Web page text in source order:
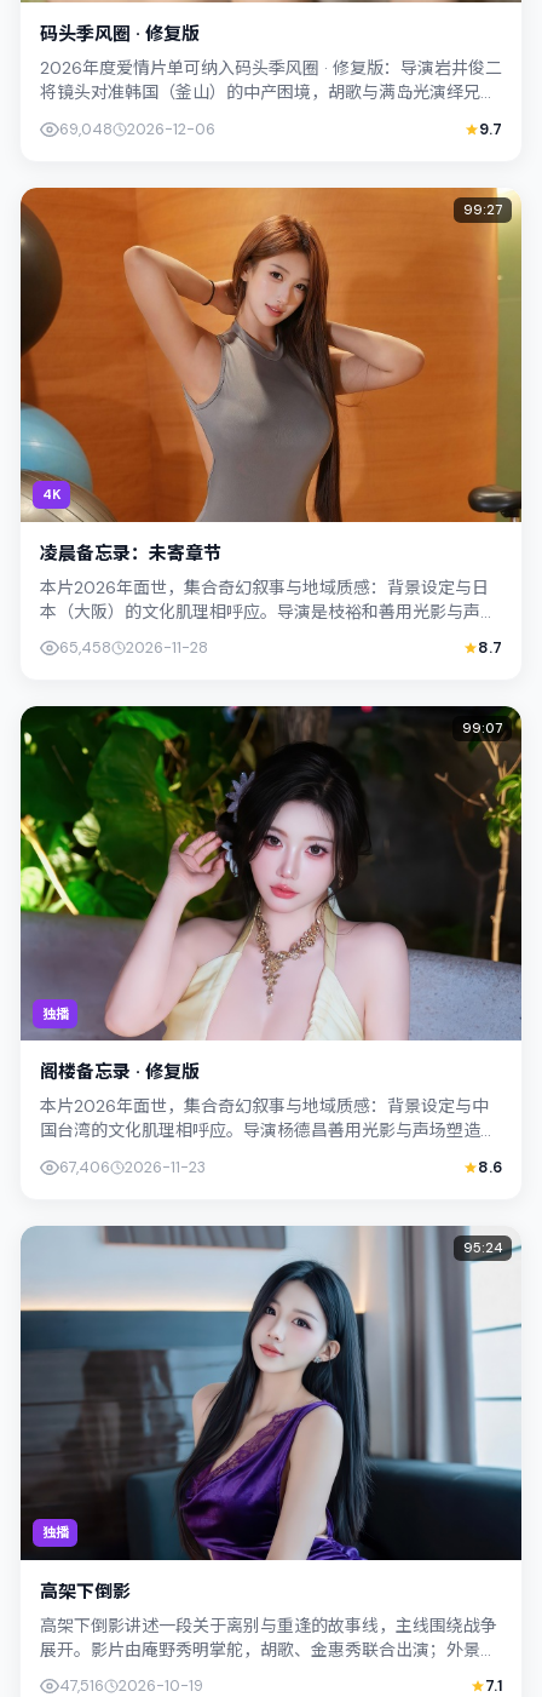
码头季风圈 · 修复版
2026年度爱情片单可纳入码头季风圈 · 修复版：导演岩井俊二
将镜头对准韩国（釜山）的中产困境，胡歌与满岛光演绎兄妹
69,048 2026-12-06 9.7
4K
99:27
凌晨备忘录：未寄章节
本片2026年面世，集合奇幻叙事与地域质感：背景设定与日
本（大阪）的文化肌理相呼应。导演是枝裕和善用光影与声场
塑造孤独感，胡歌饰演角色的抉择牵动...
65,458 2026-11-28 8.7
独播
99:07
阁楼备忘录 · 修复版
本片2026年面世，集合奇幻叙事与地域质感：背景设定与中
国台湾的文化肌理相呼应。导演杨德昌善用光影与声场塑造孤
67,406 2026-11-23 8.6
独播
95:24
高架下倒影
高架下倒影讲述一段关于离别与重逢的故事线，主线围绕战争
展开。影片由庵野秀明掌舵，胡歌、金惠秀联合出演；外景与
中国大陆的城市纹理紧密结合，摄影与配...
47,516 2026-10-19 7.1